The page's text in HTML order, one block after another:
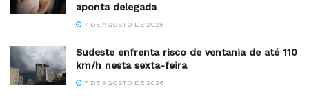
aponta delegada
7 DE AGOSTO DE 2026
Sudeste enfrenta risco de ventania de até 110
km/h nesta sexta-feira
7 DE AGOSTO DE 2026